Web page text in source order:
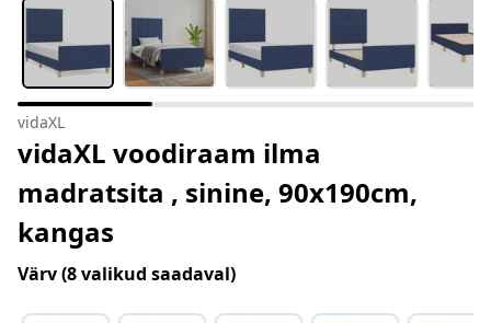
vidaXL
vidaXL voodiraam ilma
madratsita , sinine, 90x190cm,
kangas
Värv(8 valikud saadaval)